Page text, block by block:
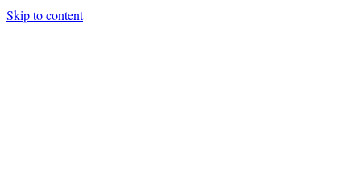
Skip to content